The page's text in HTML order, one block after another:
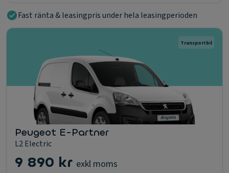
Fast ränta & leasingpris under hela leasingperioden
Transportbil
Peugeot E-Partner
L2 Electric
9 890 kr exkl moms